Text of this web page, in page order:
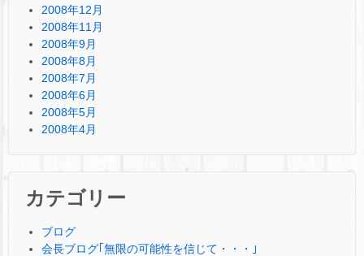
2008年12月
2008年11月
2008年9月
2008年8月
2008年7月
2008年6月
2008年5月
2008年4月
カテゴリー
ブログ
会長ブログ｢無限の可能性を信じて・・・｣